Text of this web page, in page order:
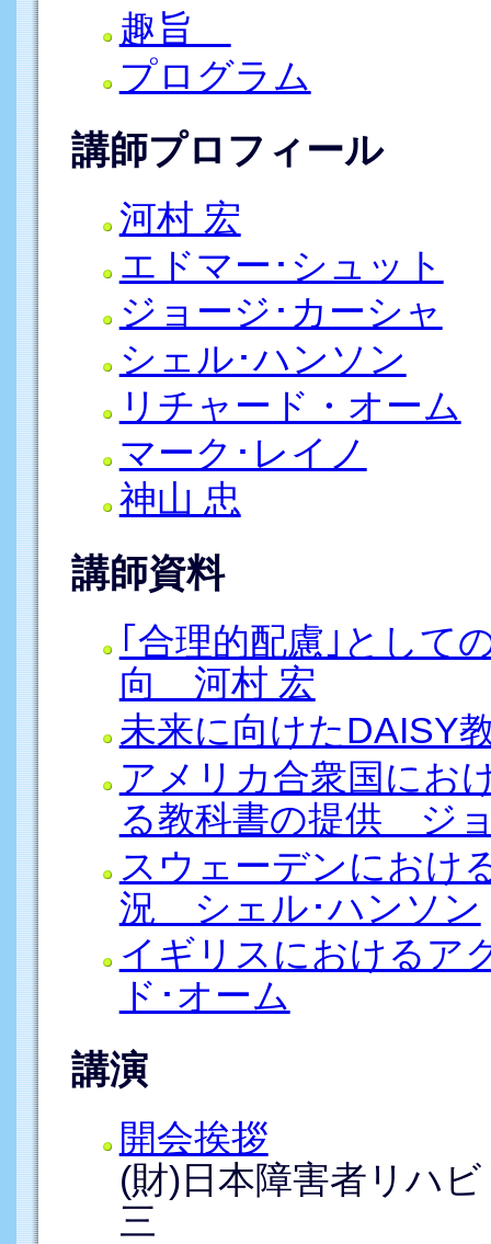
趣旨
プログラム
講師プロフィール
河村 宏
エドマー･シュット
ジョージ･カーシャ
シェル･ハンソン
リチャード・オーム
マーク･レイノ
神山 忠
講師資料
｢合理的配慮｣として
向 河村 宏
未来に向けたDAISY
アメリカ合衆国にお
る教科書の提供 ジ
スウェーデンにおけ
況 シェル･ハンソン
イギリスにおける
ド･オーム
講演
開会挨拶
(財)日本障害者リハ
三